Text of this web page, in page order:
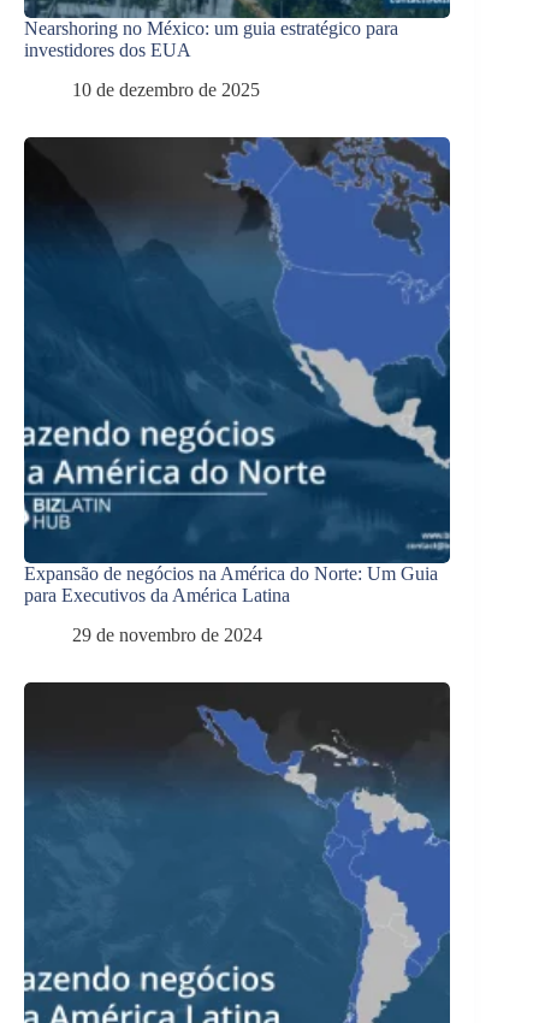
Nearshoring no México: um guia estratégico para
investidores dos EUA
10 de dezembro de 2025
Expansão de negócios na América do Norte: Um Guia
para Executivos da América Latina
29 de novembro de 2024